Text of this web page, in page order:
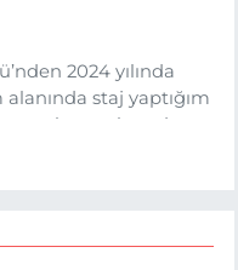
2024 yılında
staj yaptığım
unsurlarından
attım.